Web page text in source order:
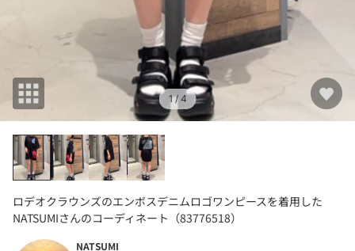
1/ 4
ロデオクラウンズのエンボスデニムロゴワンピースを着用した
NATSUMIさんのコーディネート（83776518）
NATSUMI